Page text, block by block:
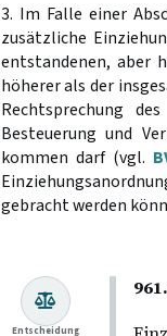
3. Im Falle einer
zusätzliche
entstandenen, aber
höherer als der
Rechtsprechung
Besteuerung und
kommen darf (vgl.
gebracht werden
Entscheidung